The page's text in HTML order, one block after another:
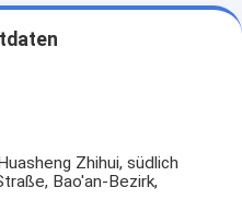
Zhihui, südlich
Bao'an-Bezirk,